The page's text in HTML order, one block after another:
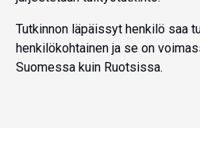
Tutkinnon läpäissyt henkilö saa
henkilökohtainen ja se on
Suomessa kuin Ruotsissa.